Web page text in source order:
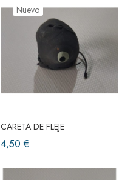
Nuevo
CARETA DE FLEJE
4,50 €